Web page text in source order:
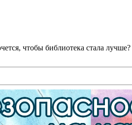
чтобы библиотека стала лучше?